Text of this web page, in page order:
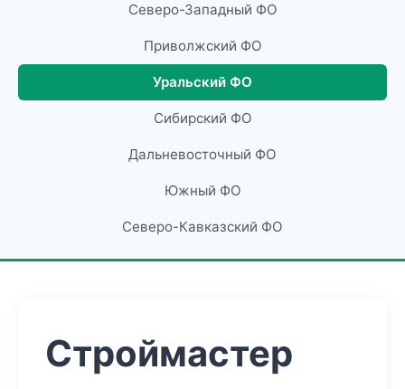
Северо-Западный ФО
Приволжский ФО
Уральский ФО
Сибирский ФО
Дальневосточный ФО
Южный ФО
Северо-Кавказский ФО
Строймастер